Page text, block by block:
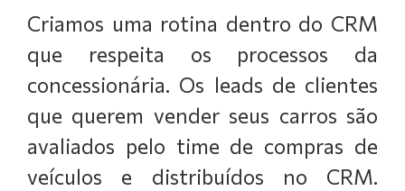
Criamos uma rotina dentro do CRM
que respeita os processos da
concessionária. Os leads de clientes
que querem vender seus carros são
avaliados pelo time de compras de
veículos e distribuídos no CRM.